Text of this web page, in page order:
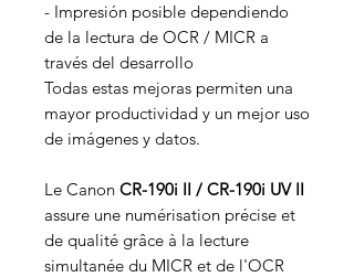
- Impresión posible dependiendo
de la lectura de OCR / MICR a
través del desarrollo
Todas estas mejoras permiten una
mayor productividad y un mejor uso
de imágenes y datos.
Le Canon CR-190i II / CR-190i UV II
assure une numérisation précise et
de qualité grâce à la lecture
simultanée du MICR et de l'OCR